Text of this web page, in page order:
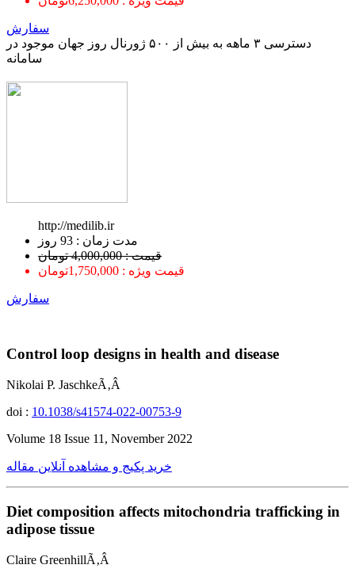
سفارش
دسترسی ۳ ماهه به بیش از ۵۰۰ ژورنال روز جهان موجود در
سامانه
http://medilib.ir
ﻣﺪﺕ ﺯﻣﺎﻥ : 93 ﺭﻭﺯ
قیمت : 4,000,000 تومان
قیمت ویژه : 1,750,000تومان
سفارش
Control loop designs in health and disease
Nikolai P. JaschkeÃ‚Â
doi : 10.1038/s41574-022-00753-9
Volume 18 Issue 11, November 2022
خرید پکیج و مشاهده آنلاین مقاله
Diet composition affects mitochondria trafficking in
adipose tissue
Claire GreenhillÃ‚Â